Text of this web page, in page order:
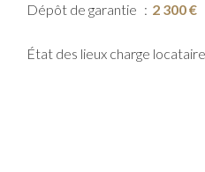
Dépôt de garantie 2 300 €
État des lieux charge locataire